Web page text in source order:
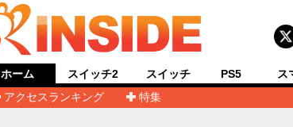
ホーム
アクセスランキング
特集
スイッチ2 スイッチ PS5 ス